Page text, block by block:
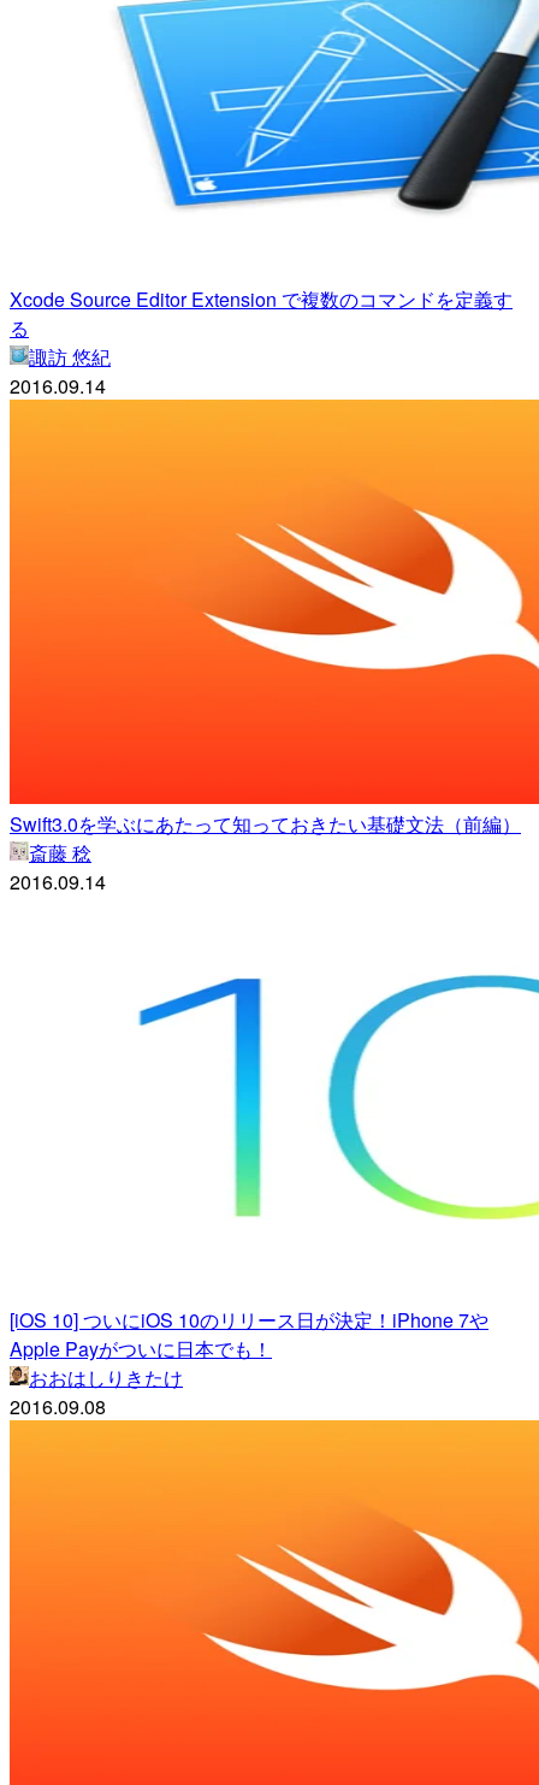
Xcode Source Editor Extension で複数のコマンドを定義す
る
諏訪 悠紀
2016.09.14
Swift3.0を学ぶにあたって知っておきたい基礎文法（前編）
斎藤 稔
2016.09.14
[iOS 10] ついにiOS 10のリリース日が決定！iPhone 7や
Apple Payがついに日本でも！
おおはしりきたけ
2016.09.08